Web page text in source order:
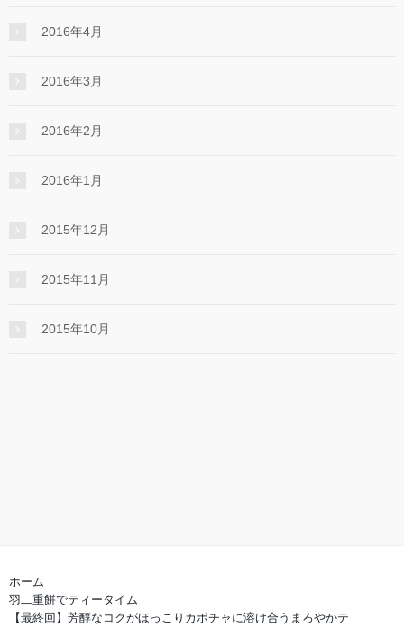
2016年4月
2016年3月
2016年2月
2016年1月
2015年12月
2015年11月
2015年10月
ホーム
羽二重餅でティータイム
【最終回】芳醇なコクがほっこりカボチャに溶け合うまろやかテ